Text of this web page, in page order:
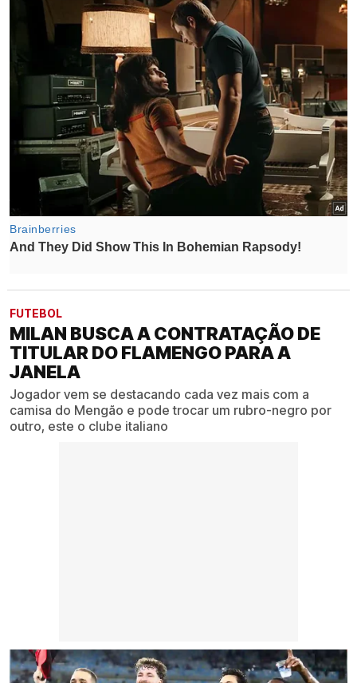
FUTEBOL
MILAN BUSCA A CONTRATAÇÃO DE
TITULAR DO FLAMENGO PARA A
JANELA
Jogador vem se destacando cada vez mais com a
camisa do Mengão e pode trocar um rubro-negro por
outro, este o clube italiano